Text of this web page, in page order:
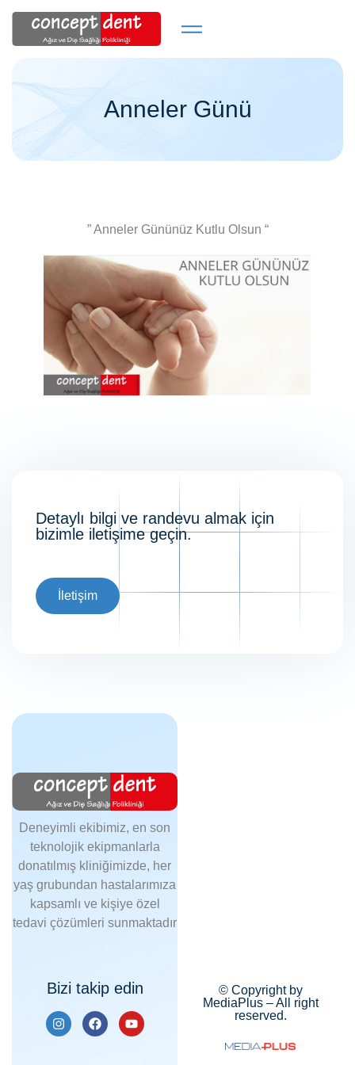
Anneler Günü
” Anneler Gününüz Kutlu Olsun “
Detaylı bilgi ve randevu almak için
bizimle iletişime geçin.
İletişim
Deneyimli ekibimiz, en son
teknolojik ekipmanlarla
donatılmış kliniğimizde, her
yaş grubundan hastalarımıza
kapsamlı ve kişiye özel
tedavi çözümleri sunmaktadır
Bizi takip edin
© Copyright by
MediaPlus – All right
reserved.